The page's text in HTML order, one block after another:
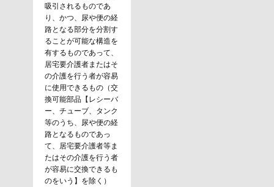
吸引されるものであ
り、かつ、尿や便の経
路となる部分を分割す
ることが可能な構造を
有するものであって、
居宅要介護者またはそ
の介護を行う者が容易
に使用できるもの（交
換可能部品【レシーバ
ー、チューブ、タンク
等のうち、尿や便の経
路となるものであっ
て、居宅要介護者等ま
たはその介護を行う者
が容易に交換できるも
のをいう】を除く）